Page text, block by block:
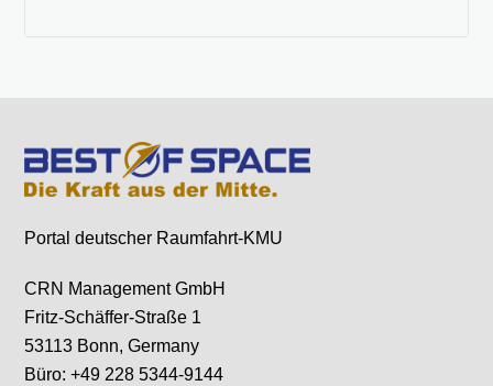
Portal deutscher Raumfahrt-KMU
CRN Management GmbH
Fritz-Schäffer-Straße 1
53113 Bonn, Germany
Büro: +49 228 5344-9144